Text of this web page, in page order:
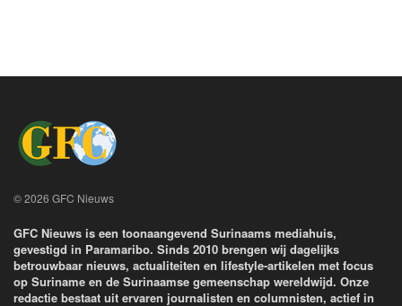
© 2026 GFC Nieuws
GFC Nieuws is een toonaangevend Surinaams mediahuis,
gevestigd in Paramaribo. Sinds 2010 brengen wij dagelijks
betrouwbaar nieuws, actualiteiten en lifestyle-artikelen met focus
op Suriname en de Surinaamse gemeenschap wereldwijd. Onze
redactie bestaat uit ervaren journalisten en columnisten, actief in